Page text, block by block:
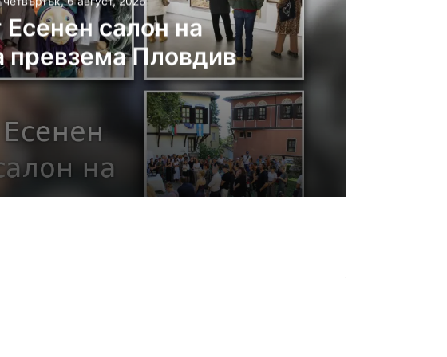
салон на
превзема Пловдив
2026
на изкуствата превзема Пловдив
остават само в евро